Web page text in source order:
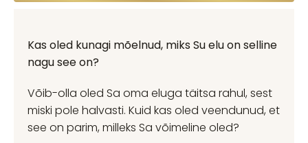
Kas oled kunagi mõelnud, miks Su elu on selline
nagu see on?
Võib-olla oled Sa oma eluga täitsa rahul, sest
miski pole halvasti. Kuid kas oled veendunud, et
see on parim, milleks Sa võimeline oled?